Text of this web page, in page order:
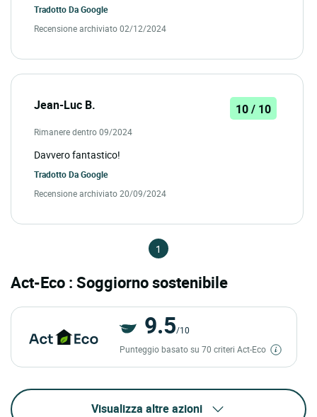
Tradotto DaGoogle
Recensione archiviato 02/12/2024
Jean-Luc B. 10 / 10
Rimanere dentro 09/2024
Davvero fantastico!
Tradotto DaGoogle
Recensione archiviato 20/09/2024
1
Act-Eco : Soggiorno sostenibile
9.5/10
Punteggio basato su 70 criteri Act-Eco
Visualizza altre azioni